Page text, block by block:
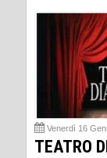
Venerdì 16
TEATRO